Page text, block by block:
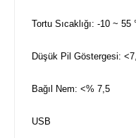
Tortu Sıcaklığı: -10 ~ 55
Düşük Pil Göstergesi:
Bağıl Nem: <% 7,5
USB